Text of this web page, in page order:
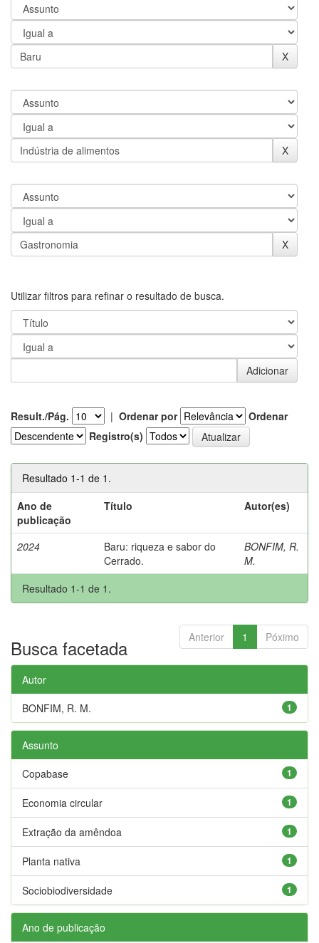
Utilizar filtros para refinar o resultado de busca.
Result./Pág. | Ordenar por
Ordenar
Registro(s)
Resultado 1-1 de 1.
Ano de
publicação
Título Autor(es)
2024
Baru: riqueza e sabor do
Cerrado.
BONFIM, R.
M.
Resultado 1-1 de 1.
Anterior 1 Póximo
Busca facetada
Autor
1
BONFIM, R. M.
Assunto
1
Copabase
1
Economia circular
1
Extração da amêndoa
1
Planta nativa
1
Sociobiodiversidade
Ano de publicação